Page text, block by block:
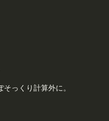
っくり計算外に。